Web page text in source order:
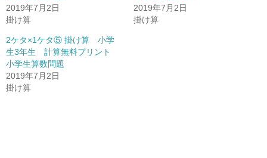
2019年7月2日
掛け算
2019年7月2日
掛け算
2ケタ×1ケタ⑤ 掛け算 小学
生3年生 計算無料プリント
小学生算数問題
2019年7月2日
掛け算